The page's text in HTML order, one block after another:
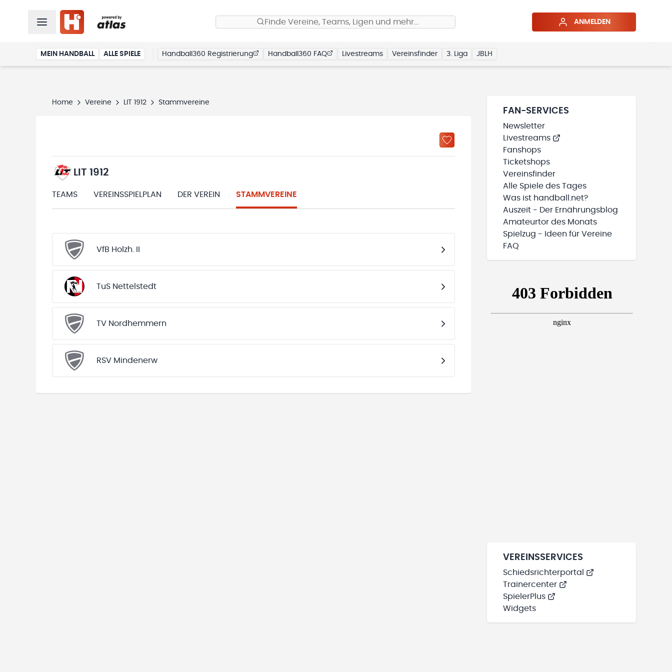
Finde Vereine, Teams, Ligen und mehr… ANMELDEN
MEIN HANDBALL ALLE SPIELE Handball360 Registrierung Handball360 FAQ Livestreams Vereinsfinder 3. Liga JBLH
Home Vereine LIT 1912 Stammvereine
LIT 1912
TEAMS VEREINSSPIELPLAN DER VEREIN STAMMVEREINE
VfB Holzh. II
TuS Nettelstedt
TV Nordhemmern
RSV Mindenerw
FAN-SERVICES
Newsletter
Livestreams
Fanshops
Ticketshops
Vereinsfinder
Alle Spiele des Tages
Was ist handball.net?
Auszeit - Der Ernährungsblog
Amateurtor des Monats
Spielzug - Ideen für Vereine
FAQ
VEREINSSERVICES
Schiedsrichterportal
Trainercenter
SpielerPlus
Widgets